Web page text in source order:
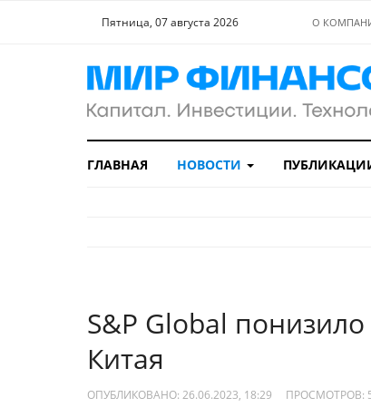
Пятница, 07 августа 2026 О
ГЛАВНАЯ НОВОСТИ
S&P Global
Китая
ОПУБЛИКОВАНО: 26.06.2023, 18:29 ПРОСМОТРОВ: